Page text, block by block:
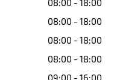
08:00 - 18:00
08:00 - 18:00
08:00 - 18:00
08:00 - 18:00
09:00 - 16:00